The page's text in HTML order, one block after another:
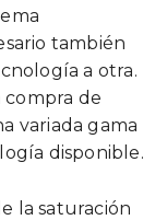
también
a otra.
compra de
variada gama
disponible.
la saturación